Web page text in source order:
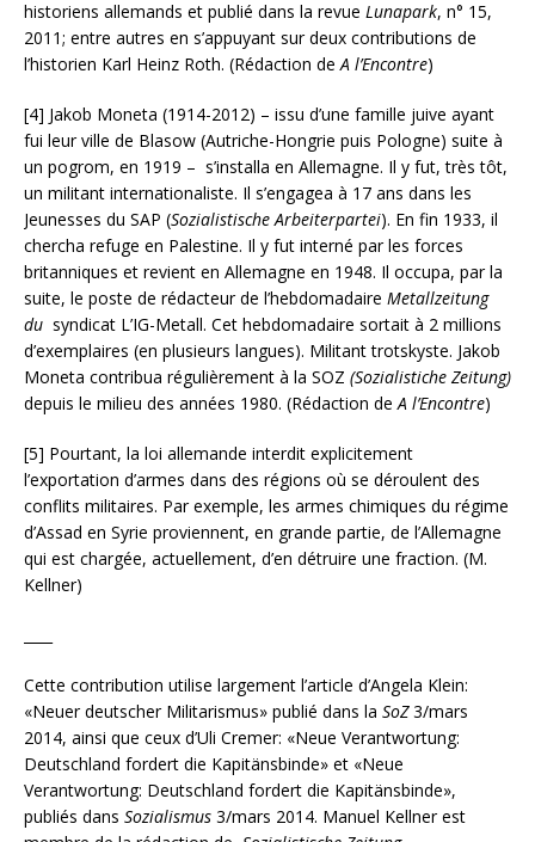
historiens allemands et publié dans la revue Lunapark, n° 15,
2011; entre autres en s’appuyant sur deux contributions de
l’historien Karl Heinz Roth. (Rédaction deA l’Encontre)
[4] Jakob Moneta (1914-2012) – issu d’une famille juive ayant
fui leur ville de Blasow (Autriche-Hongrie puis Pologne) suite à
un pogrom, en 1919 – s’installa en Allemagne. Il y fut, très tôt,
un militant internationaliste. Il s’engagea à 17 ans dans les
Jeunesses du SAP (Sozialistische Arbeiterpartei). En fin 1933, il
chercha refuge en Palestine. Il y fut interné par les forces
britanniques et revient en Allemagne en 1948. Il occupa, par la
suite, le poste de rédacteur de l’hebdomadaire Metallzeitung
du syndicat L’IG-Metall. Cet hebdomadaire sortait à 2 millions
d’exemplaires (en plusieurs langues). Militant trotskyste. Jakob
Moneta contribua régulièrement à la SOZ (Sozialistiche Zeitung)
depuis le milieu des années 1980. (Rédaction deA l’Encontre)
[5] Pourtant, la loi allemande interdit explicitement
l’exportation d’armes dans des régions où se déroulent des
conflits militaires. Par exemple, les armes chimiques du régime
d’Assad en Syrie proviennent, en grande partie, de l’Allemagne
qui est chargée, actuellement, d’en détruire une fraction. (M.
Kellner)
Cette contribution utilise largement l’article d’Angela Klein:
«Neuer deutscher Militarismus» publié dans la SoZ3/mars
2014, ainsi que ceux d’Uli Cremer: «Neue Verantwortung:
Deutschland fordert die Kapitänsbinde» et «Neue
Verantwortung: Deutschland fordert die Kapitänsbinde»,
publiés dans Sozialismus 3/mars 2014. Manuel Kellner est